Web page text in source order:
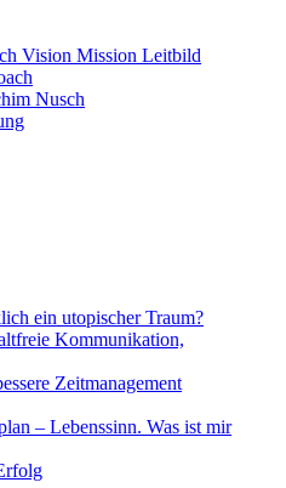
Vision Mission Leitbild
Nusch
ein utopischer Traum?
Kommunikation,
Zeitmanagement
– Lebenssinn. Was ist mir